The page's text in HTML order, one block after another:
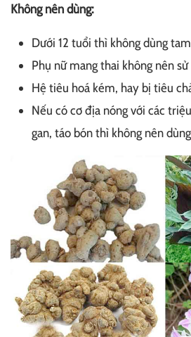
Không nên dùng:
Dưới 12 tuổi thì không dùng
Phụ nữ mang thai không nên
Hệ tiêu hoá kém, hay bị tiêu
Nếu có cơ địa nóng với các
gan, táo bón thì không nên